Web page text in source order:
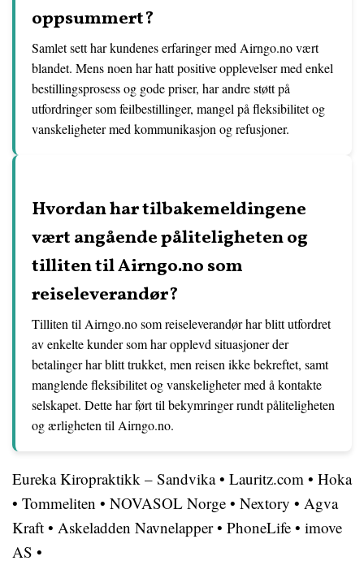
oppsummert?
Samlet sett har kundenes erfaringer med Airngo.no vært
blandet. Mens noen har hatt positive opplevelser med enkel
bestillingsprosess og gode priser, har andre støtt på
utfordringer som feilbestillinger, mangel på fleksibilitet og
vanskeligheter med kommunikasjon og refusjoner.
Hvordan har tilbakemeldingene
vært angående påliteligheten og
tilliten til Airngo.no som
reiseleverandør?
Tilliten til Airngo.no som reiseleverandør har blitt utfordret
av enkelte kunder som har opplevd situasjoner der
betalinger har blitt trukket, men reisen ikke bekreftet, samt
manglende fleksibilitet og vanskeligheter med å kontakte
selskapet. Dette har ført til bekymringer rundt påliteligheten
og ærligheten til Airngo.no.
Eureka Kiropraktikk – Sandvika• Lauritz.com • Hoka
• Tommeliten • NOVASOL Norge • Nextory • Agva
Kraft • Askeladden Navnelapper• PhoneLife • imove
AS •